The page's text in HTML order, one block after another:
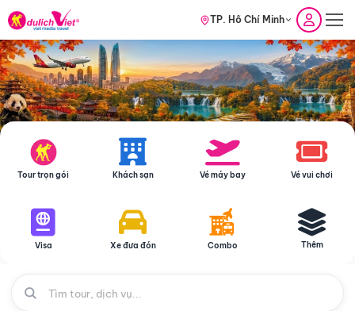
TP. Hồ Chí Minh
Tour trọn gói Khách sạn Vé máy bay Vé vui chơi
Visa Xe đưa đón Combo Thêm